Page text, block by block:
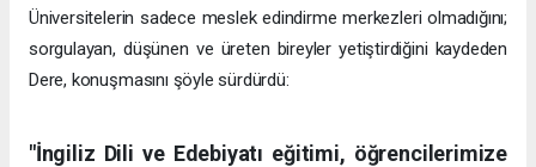
Üniversitelerin sadece meslek edindirme merkezleri olmadığını;
sorgulayan, düşünen ve üreten bireyler yetiştirdiğini kaydeden
Dere, konuşmasını şöyle sürdürdü:
"İngiliz Dili ve Edebiyatı eğitimi, öğrencilerimize